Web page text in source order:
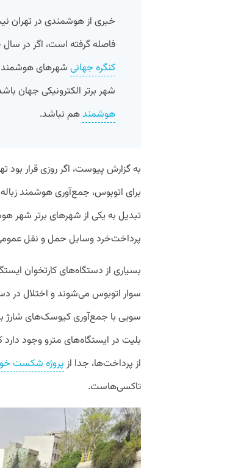
خبری از هوشمندی در تهران
فاصله گرفته است، اگر در سال ۱۴۰۰ تهران به عنوان یکی از
کنگره جهانی
شهر برتر الکترونیکی جهان
هوشمندهم نباشد.
به گزارش پیوست، اگر روزی قرار بود
برای اتوبوس، جمع‌آوری هوشمند
تبدیل به یکی از شهرهای برتر شهر
پرداخت‌خرد وسایل حمل و نقل
بسیاری از دستگاه‌های کارتخوان
سوار اتوبوس می‌شوند و اختلال در
سویی با جمع‌آوری کیوسک‌های شارژ
بلیت در ایستگاه‌های مترو وجود
از پرداخت‌ها، جدا از پروژه شکست
تاکسی‌هاست.